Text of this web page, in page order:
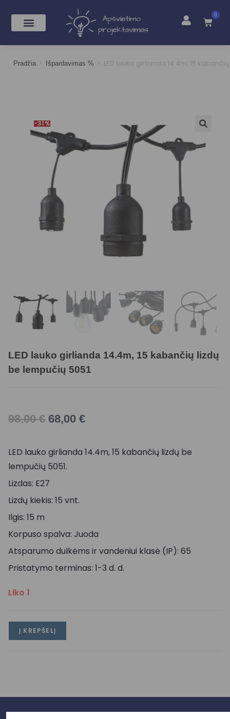
0
Pradžia > Išpardavimas % > LED lauko girlianda 14.4m, 15
-31%
LED lauko girlianda 14.4m, 15 kabančių lizdų
be lempučių 5051
98,00€ 68,00 €
LED lauko girlianda 14.4m, 15 kabančių lizdų be
lempučių 5051.
Lizdas: E27
Lizdų kiekis: 15 vnt.
Ilgis: 15 m
Korpuso spalva: Juoda
Atsparumo dulkėms ir vandeniui klasė (IP): 65
Pristatymo terminas: 1-3 d. d.
Liko 1
Į KREPŠELĮ